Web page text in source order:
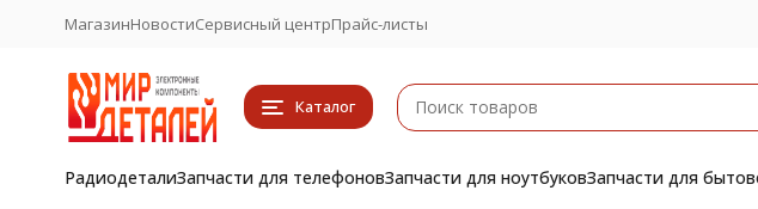
МагазинНовостиСервисный центрПрайс-листы
Каталог
РадиодеталиЗапчасти для телефоновЗапчасти для ноутбуковЗапчасти для